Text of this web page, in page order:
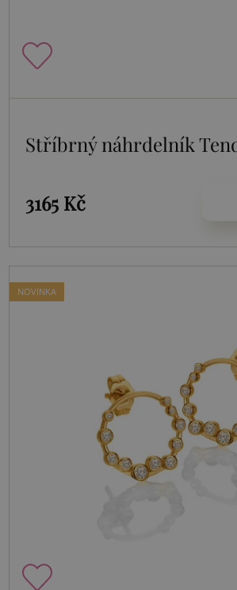
Stříbrný náhrdelník
3165 Kč
NOVINKA